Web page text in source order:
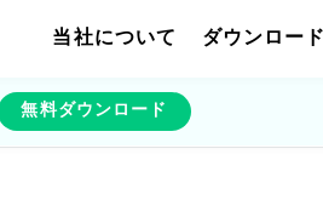
当社について ダウンロード
無料ダウンロード